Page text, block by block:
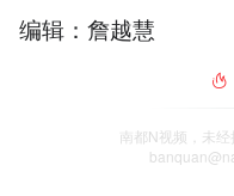
编辑：詹越慧
南都N视频，未